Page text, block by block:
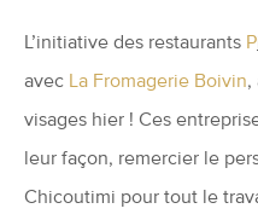
L’initiative des restaurants P
avec La Fromagerie Boivin,
visages hier ! Ces
leur façon, remercier le
Chicoutimi pour tout le